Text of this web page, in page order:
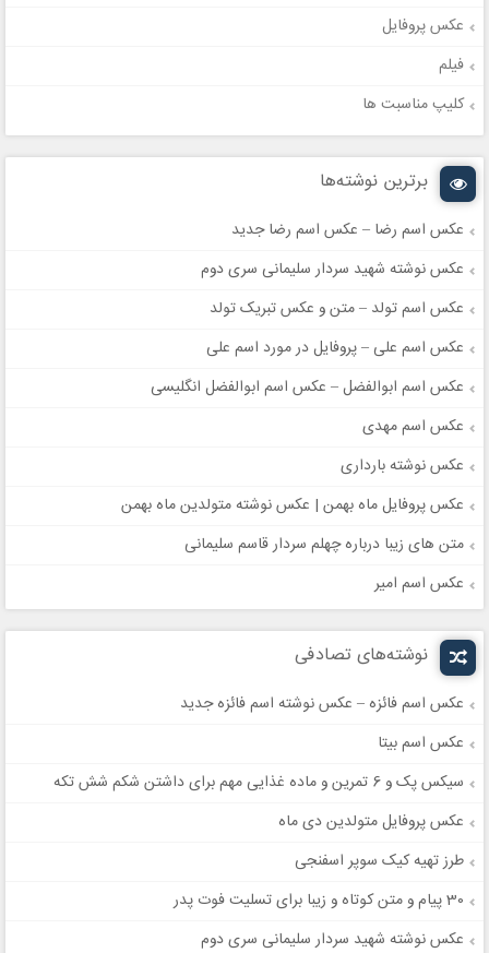
عکس پروفایل
فیلم
کلیپ مناسبت ها
برترین نوشته‌ها
عکس اسم رضا – عکس اسم رضا جدید
عکس نوشته شهید سردار سلیمانی سری دوم
عکس اسم تولد – متن و عکس تبریک تولد
عکس اسم علی – پروفایل در مورد اسم علی
عکس اسم ابوالفضل – عکس اسم ابوالفضل انگلیسی
عکس اسم مهدی
عکس نوشته بارداری
عکس پروفایل ماه بهمن | عکس نوشته متولدین ماه بهمن
متن های زیبا درباره چهلم سردار قاسم سلیمانی
عکس اسم امیر
نوشته‌های تصادفی
عکس اسم فائزه – عکس نوشته اسم فائزه جدید
عکس اسم بیتا
سیکس پک و 6 تمرین و ماده غذایی مهم برای داشتن شکم شش تکه
عکس پروفایل متولدین دی ماه
طرز تهیه کیک سوپر اسفنجی
30 پیام و متن کوتاه و زیبا برای تسلیت فوت پدر
عکس نوشته شهید سردار سلیمانی سری دوم